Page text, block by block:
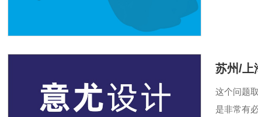
苏州/上
这个问题
是非常有